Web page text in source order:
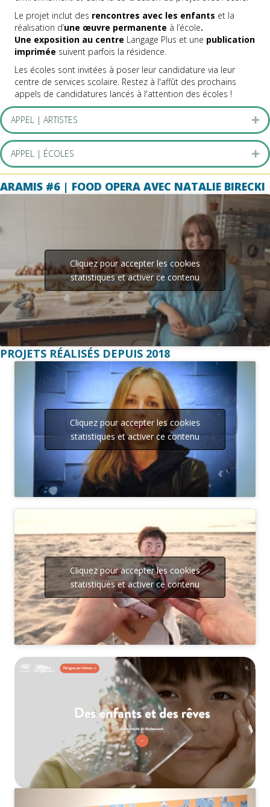
Langage Plus offre à une école primaire ou secondaire de la
région l'opportunité d'accueillir en ses murs un.e artiste en art
actuel pendant plusieurs semaines. L'équipe de médiation
culturelle du centre accompagne l'artiste dans ce nouvel
Le projet inclut desrencontres avec les enfantset la
réalisation d’une œuvre permanenteà l’école
Une exposition au centreLangage Plus et unepublication
impriméesuivent parfois la résidence.
Les écoles sont invitées à poser leur candidature via leur
centre de services scolaire. Restez à l'affût des prochains
appels de candidatures lancés à l'attention des écoles !
APPEL | ARTISTES
ARAMIS #6 | FOOD OPERA AVEC NATALIE BIRECKI
Cliquez pour accepter les cookies
statistiques et activer ce contenu
PROJETS RÉALISÉS DEPUIS 2018
Cliquez pour accepter les cookies
statistiques et activer ce contenu
Cliquez pour accepter les cookies
statistiques et activer ce contenu